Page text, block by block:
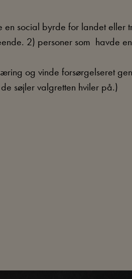
social byrde for landet eller
2) personer som havde
og vinde forsørgelseret
søjler valgretten hviler på.)